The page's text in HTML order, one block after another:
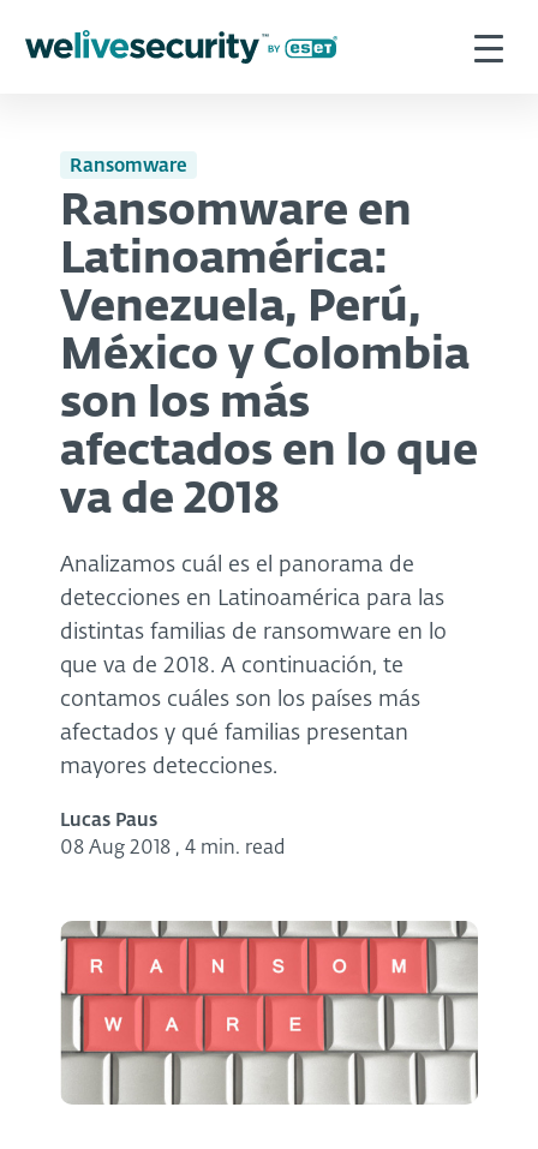
Ransomware
Ransomware en
Latinoamérica:
Venezuela, Perú,
México y Colombia
son los más
afectados en lo que
va de 2018
Analizamos cuál es el panorama de
detecciones en Latinoamérica para las
distintas familias de ransomware en lo
que va de 2018. A continuación, te
contamos cuáles son los países más
afectados y qué familias presentan
mayores detecciones.
Lucas Paus
08 Aug 2018 , 4 min. read